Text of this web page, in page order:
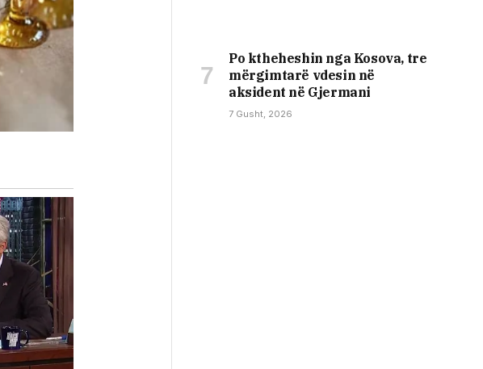
Po ktheheshin nga Kosova, tre
mërgimtarë vdesin në
aksident në Gjermani
7 Gusht, 2026